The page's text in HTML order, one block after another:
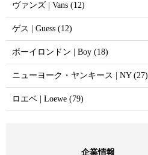
ヴァンズ | Vans (12)
ゲス | Guess (12)
ボーイロンドン | Boy (18)
ニューヨーク・ヤンキース | NY (27)
ロエベ | Loewe (79)
企業情報